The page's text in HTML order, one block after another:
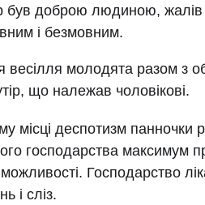
був доброю людиною, жалів
і безмовним.
весілля молодята разом з
що належав чоловікові.
місці деспотизм панночки
господарства максимум
Господарство
і сліз.